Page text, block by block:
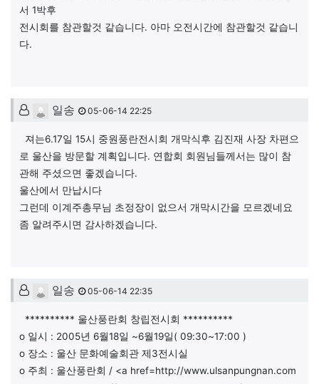
서 1박후
전시회를 참관할것 같습니다. 아마 오전시간에 참관할것 같습니
다.
산내님의 댓글
일송 05-06-14 22:25
져는6.17일 15시 중원풍란전시회 개막식후 김진재 사장 차편으
로 울산을 방문할 계획입니다. 연합회 회원님들께서는 많이 참
관해 주셨으면 좋겠습니다.
울산에서 만납시다
그런데 이계주총무님 초정장이 없으서 개막시간을 모르겠네요
좀 알려주시면 감사하겠습니다.
이계주님의 댓글
일송 05-06-14 22:35
********** 울산풍란회 창립전시회 **********
o 일시 : 2005년 6월18일 ~6월19일( 09:30~17:00 )
o 장소 : 울산 문화예술회관 제3전시실
o 주최 : 울산풍란회 / <a href=http://www.ulsanpungnan.com